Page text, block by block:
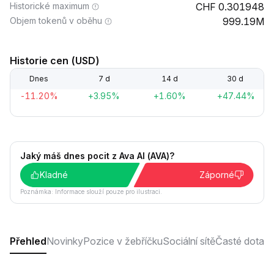
Historické maximum 0.301948
Objem tokenů v oběhu 999.19M
Historie cen (USD)
Dnes 7 d 14 d 30 d
-11.20% +3.95% +1.60% +47.44%
Jaký máš dnes pocit z Ava AI (AVA)?
Kladné
Záporné
Poznámka: Informace slouží pouze pro ilustraci.
PřehledNovinkyPozice v žebříčkuSociální sítěČasté